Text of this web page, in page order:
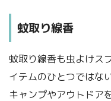
蚊取り線香
蚊取り線香も虫よけス
イテムのひとつではな
キャンプやアウトドア